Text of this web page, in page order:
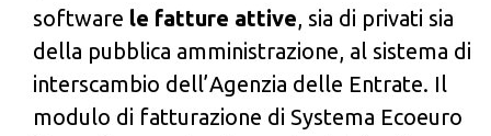
software le fatture attive, sia di privati sia
della pubblica amministrazione, al sistema di
interscambio dell’Agenzia delle Entrate. Il
modulo di fatturazione di Systema Ecoeuro